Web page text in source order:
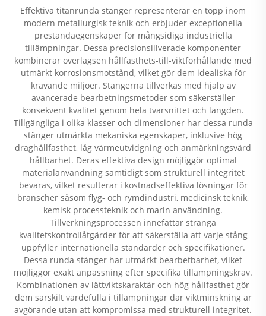
Effektiva titanrunda stänger representerar en topp inom
modern metallurgisk teknik och erbjuder exceptionella
prestandaegenskaper för mångsidiga industriella
tillämpningar. Dessa precisionsillverade komponenter
kombinerar överlägsen hållfasthets-till-viktförhållande med
utmärkt korrosionsmotstånd, vilket gör dem idealiska för
krävande miljöer. Stängerna tillverkas med hjälp av
avancerade bearbetningsmetoder som säkerställer
konsekvent kvalitet genom hela tvärsnittet och längden.
Tillgängliga i olika klasser och dimensioner har dessa runda
stänger utmärkta mekaniska egenskaper, inklusive hög
draghållfasthet, låg värmeutvidgning och anmärkningsvärd
hållbarhet. Deras effektiva design möjliggör optimal
materialanvändning samtidigt som strukturell integritet
bevaras, vilket resulterar i kostnadseffektiva lösningar för
branscher såsom flyg- och rymdindustri, medicinsk teknik,
kemisk processteknik och marin användning.
Tillverkningsprocessen innefattar stränga
kvalitetskontrollåtgärder för att säkerställa att varje stång
uppfyller internationella standarder och specifikationer.
Dessa runda stänger har utmärkt bearbetbarhet, vilket
möjliggör exakt anpassning efter specifika tillämpningskrav.
Kombinationen av lättviktskaraktär och hög hållfasthet gör
dem särskilt värdefulla i tillämpningar där viktminskning är
avgörande utan att kompromissa med strukturell integritet.